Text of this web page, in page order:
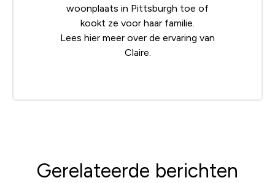
woonplaats in Pittsburgh toe of
kookt ze voor haar familie.
Lees hier meer over de ervaring van
Claire.
Gerelateerde berichten